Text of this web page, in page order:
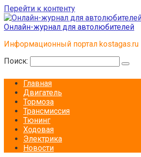
Перейти к контенту
Онлайн-журнал для автолюбителей
Информационный портал kostagas.ru
Поиск:
Главная
Двигатель
Тормоза
Трансмиссия
Тюнинг
Ходовая
Электрика
Новости